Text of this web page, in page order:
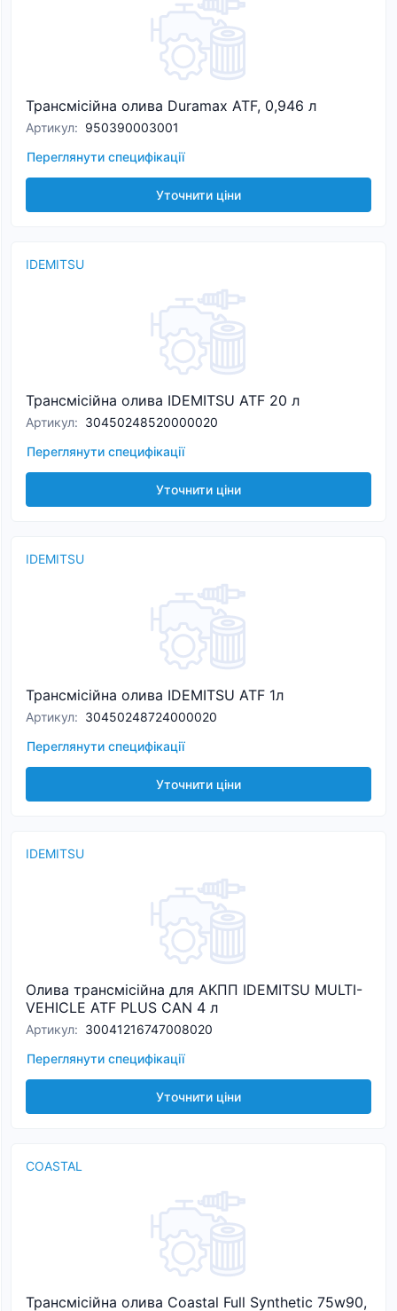
Трансмісійна олива Duramax ATF, 0,946 л
Артикул: 950390003001
Переглянути специфікації
Уточнити ціни
IDEMITSU
Трансмісійна олива IDEMITSU ATF 20 л
Артикул: 30450248520000020
Переглянути специфікації
Уточнити ціни
IDEMITSU
Трансмісійна олива IDEMITSU ATF 1л
Артикул: 30450248724000020
Переглянути специфікації
Уточнити ціни
IDEMITSU
Олива трансмісійна для АКПП IDEMITSU MULTI-
VEHICLE ATF PLUS CAN 4 л
Артикул: 30041216747008020
Переглянути специфікації
Уточнити ціни
COASTAL
Трансмісійна олива Coastal Full Synthetic 75w90,